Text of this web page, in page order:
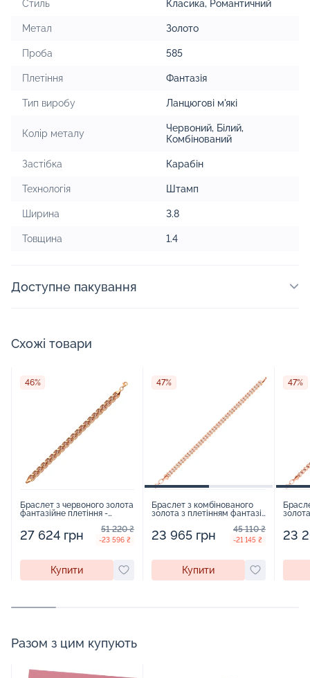
Стиль Класика, Романтичний
Метал Золото
Проба 585
Плетіння Фантазія
Тип виробу Ланцюгові м'які
Колір металу Червоний, Білий,
Комбінований
Застібка Карабін
Технологія Штамп
Ширина 3.8
Товщина 1.4
Доступне пакування
Схожі товари
46%
Браслет з червоного золота
фантазійне плетіння -
27 624 грн 51 220 ₴
-23 596 ₴
Купити
47%
Браслет з комбінованого
золота з плетінням фантазія
23 965 грн 45 110 ₴
-21 145 ₴
Купити
47%
23
Разом з цим купують